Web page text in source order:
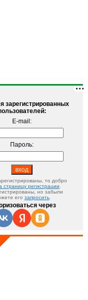
зарегистрированных
E-mail:
Пароль:
то добро
страницу регистрации
но забыли
его запросить
через